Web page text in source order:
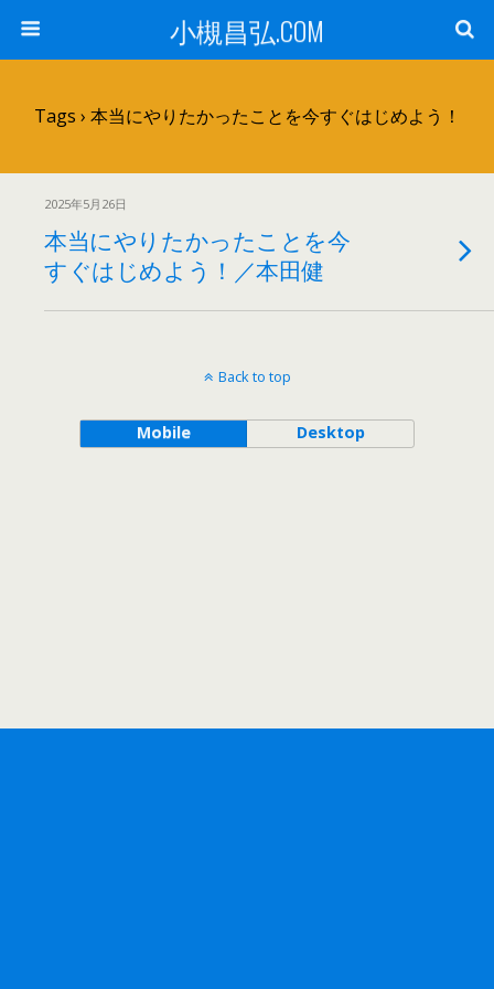
小槻昌弘.COM
Tags › 本当にやりたかったことを今すぐはじめよう！
2025年5月26日
本当にやりたかったことを今
すぐはじめよう！／本田健
Back to top
Mobile Desktop